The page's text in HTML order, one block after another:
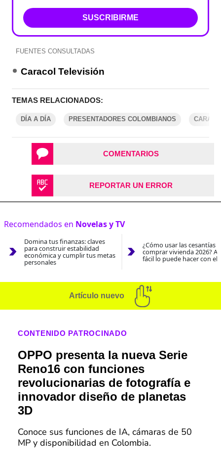
SUSCRIBIRME
FUENTES CONSULTADAS
Caracol Televisión
TEMAS RELACIONADOS:
DÍA A DÍA PRESENTADORES COLOMBIANOS
COMENTARIOS
REPORTAR UN ERROR
Recomendados en Novelas y TV
Domina tus finanzas: claves
para construir estabilidad
económica y cumplir tus metas
personales
¿Cómo usar las cesantías
comprar vivienda 2026?
fácil lo puede hacer con el
Artículo nuevo
CONTENIDO PATROCINADO
OPPO presenta la nueva Serie
Reno16 con funciones
revolucionarias de fotografía e
innovador diseño de planetas
3D
Conoce sus funciones de IA, cámaras de 50
MP y disponibilidad en Colombia.